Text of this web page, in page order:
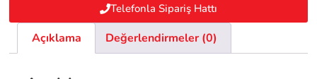
Telefonla Sipariş Hattı
Açıklama Değerlendirmeler (0)